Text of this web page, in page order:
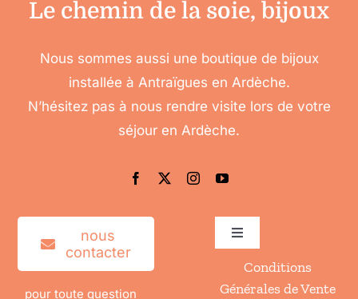
Le chemin de la soie, bijoux
Nous sommes aussi une boutique de bijoux
installée à Antraïgues en Ardèche.
N’hésitez pas à nous rendre visite lors de votre
séjour en Ardèche.
nous
contacter
pour toute question
Toggle
Accéder à mon compte
Conditions
Générales de Vente